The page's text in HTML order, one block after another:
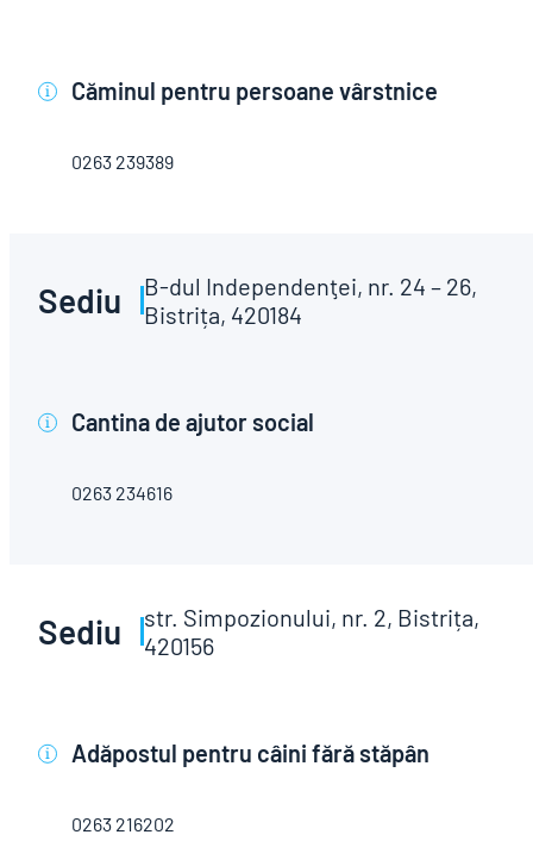
i Căminul pentru persoane vârstnice
0263 239389
Sediu
B-dul Independenţei, nr. 24 – 26,
Bistrița, 420184
i Cantina de ajutor social
0263 234616
Sediu
str. Simpozionului, nr. 2, Bistrița,
420156
i Adăpostul pentru câini fără stăpân
0263 216202